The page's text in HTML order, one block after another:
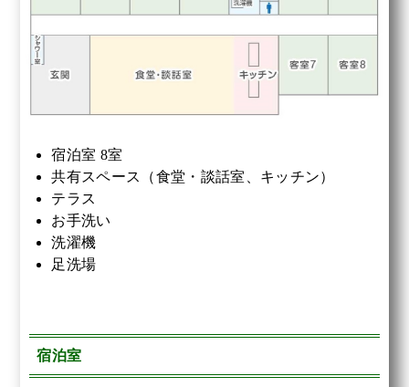
宿泊室 8室
共有スペース（食堂・談話室、キッチン）
テラス
お手洗い
洗濯機
足洗場
宿泊室